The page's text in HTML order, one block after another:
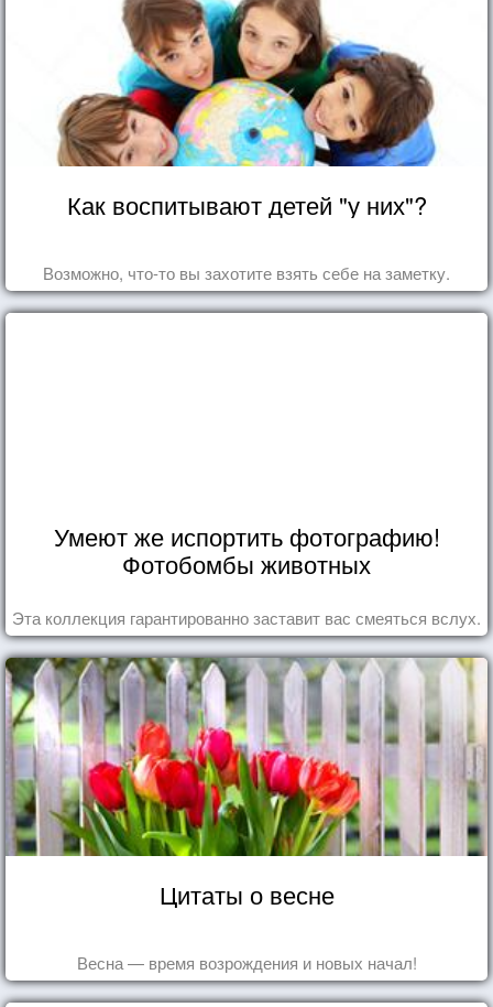
Как воспитывают детей "у них"?
Возможно, что-то вы захотите взять себе на заметку.
Умеют же испортить фотографию!
Фотобомбы животных
Эта коллекция гарантированно заставит вас смеяться вслух.
Цитаты о весне
Весна — время возрождения и новых начал!